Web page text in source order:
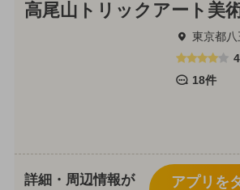
高尾山トリックアート美
東京都
18件
詳細・周辺情報が
アプリを